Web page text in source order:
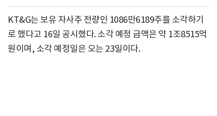
KT&G는 보유 자사주 전량인 1086만6189주를 소각하기
로 했다고 16일 공시했다. 소각 예정 금액은 약 1조8515억
원이며, 소각 예정일은 오는 23일이다.